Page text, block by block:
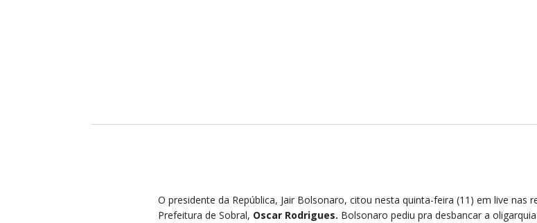
O presidente da República, Jair Bolsonaro, citou nesta quinta-feira (11) em live nas
Prefeitura de Sobral, Oscar Rodrigues. Bolsonaro pediu pra desbancar a oligarquia